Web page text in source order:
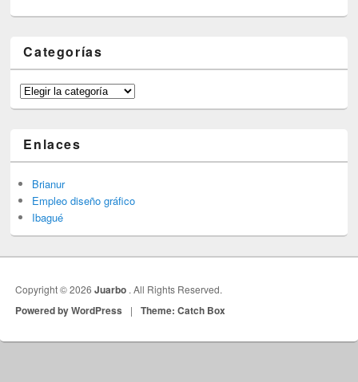
Categorías
Categorías
Enlaces
Brianur
Empleo diseño gráfico
Ibagué
Copyright © 2026Juarbo . All Rights Reserved.
Powered by WordPress | Theme: Catch Box